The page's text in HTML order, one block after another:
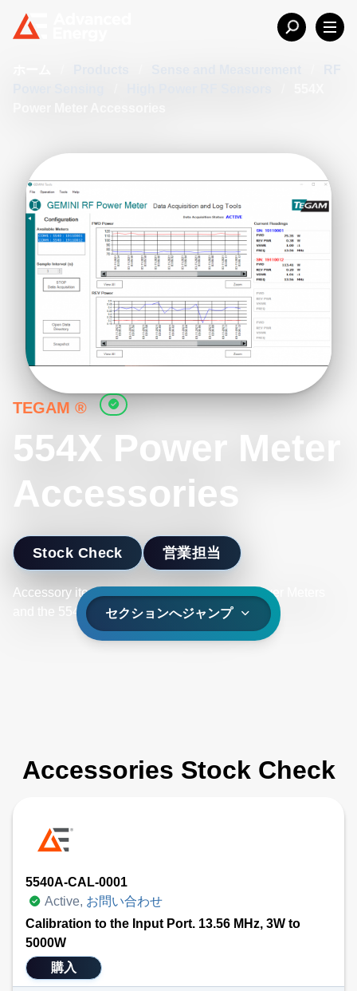
TEGAM ®
554X Power Meter
Accessories
Stock Check 営業担当
Accessory items for the 5540A Series RF Power Meters
and the 5541A Series RF Power Meters
セクションへジャンプ
Accessories Stock Check
5540A-CAL-0001
Active, お問い合わせ
Calibration to the Input Port. 13.56 MHz, 3W to
5000W
購入